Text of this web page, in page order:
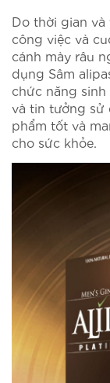
Do thời gian
công việc và
cánh mày râu
dụng Sâm
chức năng
và tin tưởng sử
phẩm tốt và
cho sức khỏe.